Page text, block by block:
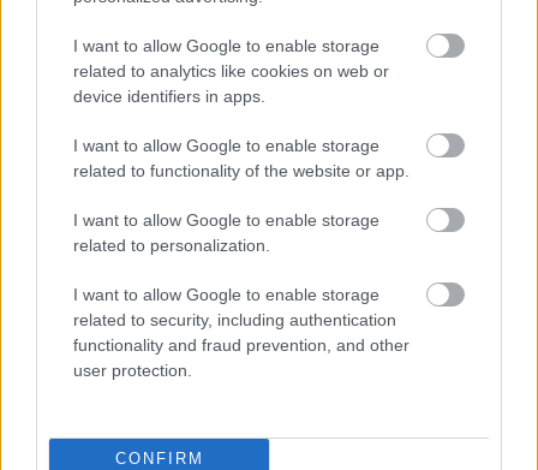
I want to allow Google to enable storage
related to analytics like cookies on web or
device identifiers in apps.
I want to allow Google to enable storage
related to functionality of the website or app.
I want to allow Google to enable storage
related to personalization.
I want to allow Google to enable storage
related to security, including authentication
functionality and fraud prevention, and other
user protection.
CONFIRM
politika kiszámíthatósága alacsony szintű volt
és a magyar gazdaság gyenge növekedési
teljesítményt nyújtott.
Az új kormány középtávon az
államháztartási hiány csökkentését tűzte ki
célként, de ennek stratégiáját már
kötelezettségvállalások, a választások előtti
időszakból örökölt kiadási ígéretek és a
bizonytalan globális helyzet környezetében
- áll a Fitch elemzésében.